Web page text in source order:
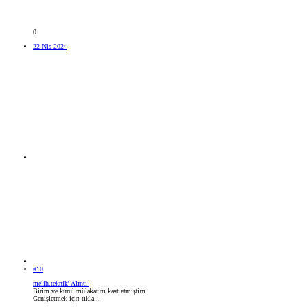
0
22 Nis 2024
#10
melih.teknik' Alıntı:
Birim ve kurul mülakatını kast etmiştim
Genişletmek için tıkla ...